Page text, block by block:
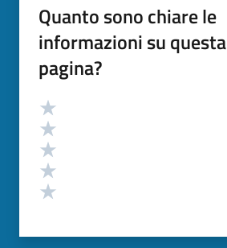
Quanto sono chiare le
informazioni su questa
pagina?
Valutazione